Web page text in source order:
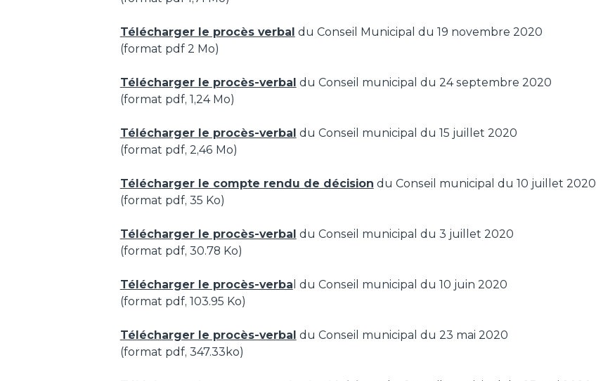
Télécharger le procès verbal du Conseil Municipal du 19 novembre 2020
(format pdf 2 Mo)
Télécharger le procès-verbal du Conseil municipal du 24 septembre 2020
(format pdf, 1,24 Mo)
Télécharger le procès-verbal du Conseil municipal du 15 juillet 2020
(format pdf, 2,46 Mo)
Télécharger le compte rendu de décision du Conseil municipal du 10 juillet 2020
(format pdf, 35 Ko)
Télécharger le procès-verbal du Conseil municipal du 3 juillet 2020
(format pdf, 30.78 Ko)
Télécharger le procès-verba l du Conseil municipal du 10 juin 2020
(format pdf, 103.95 Ko)
Télécharger le procès-verbal du Conseil municipal du 23 mai 2020
(format pdf, 347.33ko)